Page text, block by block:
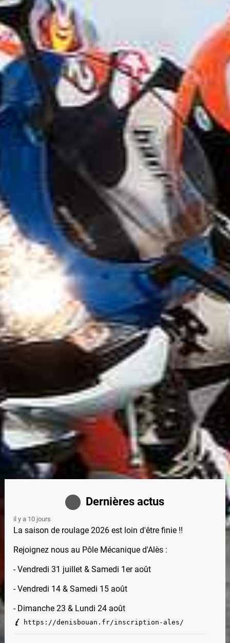
Dernières actus
il y a 10 jours
La saison de roulage 2026 est loin d'être finie !!
Rejoignez nous au Pôle Mécanique d'Alès :
- Vendredi 31 juillet & Samedi 1er août
- Vendredi 14 & Samedi 15 août
- Dimanche 23 & Lundi 24 août
https://denisbouan.fr/inscription-ales/